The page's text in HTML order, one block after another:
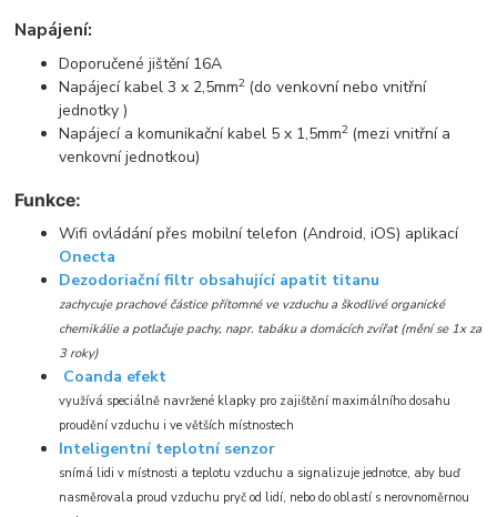
Napájení:
Doporučené jištění 16A
Napájecí kabel 3 x 2,5mm2 (do venkovní nebo vnitřní
jednotky )
Napájecí a komunikační kabel 5 x 1,5mm2 (mezi vnitřní a
venkovní jednotkou)
Funkce:
Wifi ovládání přes mobilní telefon (Android, iOS) aplikací
Onecta
Dezodoriační filtr obsahující apatit titanu
zachycuje prachové částice přítomné ve vzduchu a škodlivé organické
chemikálie a potlačuje pachy, napr. tabáku a domácích zvířat (mění se 1x za
3 roky)
Coanda efekt
využívá speciálně navržené klapky pro zajištění maximálního dosahu
proudění vzduchu i ve větších místnostech
Inteligentní teplotní senzor
snímá lidi v místnosti a teplotu vzduchu a signalizuje jednotce, aby buď
nasměrovala proud vzduchu pryč od lidí, nebo do oblastí s nerovnoměrnou